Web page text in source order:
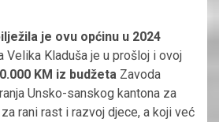
je ovu općinu u 2024
Velika Kladuša je u prošloj i ovoj
KM iz budžeta Zavoda
Unsko-sanskog kantona za
rani rast i razvoj djece, a koji već